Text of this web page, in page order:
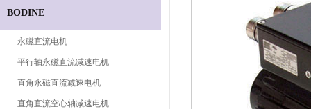
BODINE
永磁直流电机
平行轴永磁直流减速电机
直角永磁直流减速电机
直角直流空心轴减速电机